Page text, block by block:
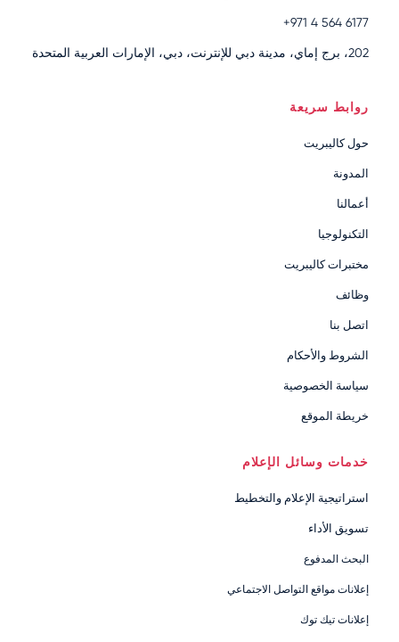
+971 4 564 6177
202، برج إماي، مدينة دبي للإنترنت، دبي، الإمارات العربية المتحدة
روابط سريعة
حول كاليبريت
المدونة
أعمالنا
التكنولوجيا
مختبرات كاليبريت
وظائف
اتصل بنا
الشروط والأحكام
سياسة الخصوصية
خريطة الموقع
خدمات وسائل الإعلام
استراتيجية الإعلام والتخطيط
تسويق الأداء
البحث المدفوع
إعلانات مواقع التواصل الاجتماعي
إعلانات تيك توك